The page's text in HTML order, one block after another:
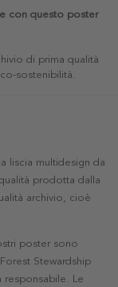
con questo poster
di prima qualità
sostenibilità.
liscia multidesign da
prodotta dalla
archivio, cioè
poster sono
Stewardship
responsabile. Le